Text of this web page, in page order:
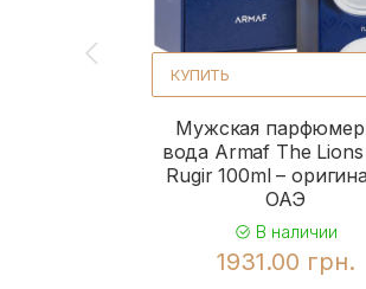
КУПИТЬ
Мужская
вода Armaf The
Rugir 100ml –
ОАЭ
В наличии
1931.00 грн.